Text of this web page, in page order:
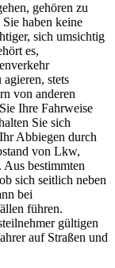
gehören zu
haben keine
sich umsichtig
es,
stets
von anderen
Ihre Fahrweise
Sie sich
Abbiegen durch
von Lkw,
bestimmten
sich seitlich neben
bei
führen.
gültigen
auf Straßen und